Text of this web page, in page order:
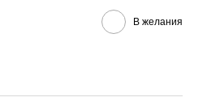
В желания